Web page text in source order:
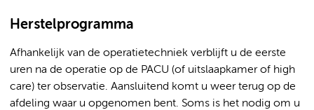
Herstelprogramma
Afhankelijk van de operatietechniek verblijft u de eerste
uren na de operatie op de PACU (of uitslaapkamer of high
care) ter observatie. Aansluitend komt u weer terug op de
afdeling waar u opgenomen bent. Soms is het nodig om u